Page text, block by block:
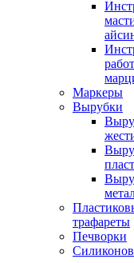
Маркеры
Вырубки
трафареты
Печворки